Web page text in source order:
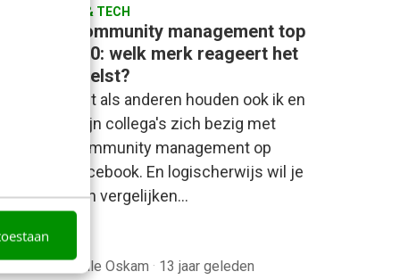
AI & TECH
Community management top
100: welk merk reageert het
snelst?
Net als anderen houden ook ik en
mijn collega's zich bezig met
community management op
Facebook. En logischerwijs wil je
dan vergelijken…
Jelle Oskam · 13 jaar geleden